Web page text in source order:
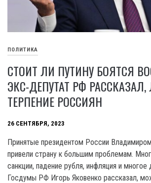
ПОЛИТИКА
СТОИТ ЛИ ПУТИНУ БОЯТСЯ
ЭКС-ДЕПУТАТ РФ
ТЕРПЕНИЕ РОССИЯН
26 СЕНТЯБРЯ, 2023
Принятые президентом России
привели страну к большим проблемам.
санкции, падение рубля, инфляция и многое
Госдумы РФ Игорь Яковенко рассказал,